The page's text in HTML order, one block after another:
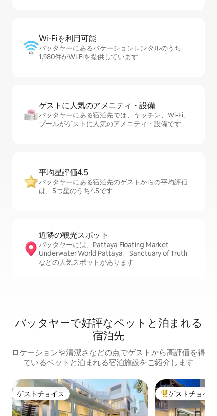
Wi-Fiを利⁠用⁠可⁠能
パッタヤーにあるバケーションレンタルのうち
1,980件がWi-Fiを提供しています
ゲストに人⁠気⁠のア⁠メ⁠ニ⁠テ⁠ィ・設⁠備
パッタヤーにある宿泊先では、キッチン、Wi-Fi、
プールがゲストに人気のアメニティ・設備です
平均星評価4.5
パッタヤーにある宿泊先のゲストからの平均評価
は、5つ星のうち4.5です
近隣の観光ス⁠ポ⁠ッ⁠ト
パッタヤーには、Pattaya Floating Market、
Underwater World Pattaya、Sanctuary of Truth
などの人気スポットがあります
パッタヤーで好評なペットと泊まれる
宿泊先
ロケーションや清潔さなどの点でゲストから高評価を得
ているペットと泊まれる宿泊施設をご紹介します
ゲストチョイス
ゲストチョイス 大好評のゲスト
ゲストチョイス